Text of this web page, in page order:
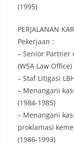
(1995)
PERJALANAN
Pekerjaan :
– Senior Partner
(WSA Law Office)
– Staf Litigasi
– Menangani
(1984-1985)
– Menangani
proklamasi
(1986-1993)